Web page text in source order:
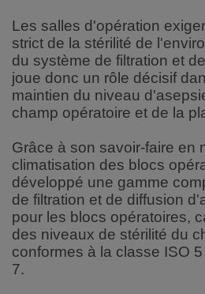
Les salles d'opération
strict de la stérilité de
du système de filtration et
joue donc un rôle décisif
maintien du niveau
champ opératoire et de la
Grâce à son savoir-faire en
climatisation des blocs
développé une gamme
de filtration et de diffusion
pour les blocs opératoires,
des niveaux de stérilité du
conformes à la classe ISO
7.